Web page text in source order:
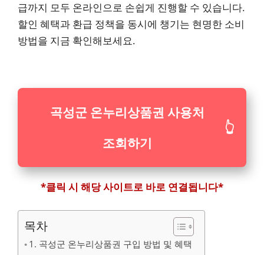
급까지 모두 온라인으로 손쉽게 진행할 수 있습니다.
할인 혜택과 환급 정책을 동시에 챙기는 현명한 소비
방법을 지금 확인해보세요.
곡성군 온누리상품권 사용처
조회하기
👆
*클릭 시 해당 사이트로 바로 연결됩니다*
목차
1. 곡성군 온누리상품권 구입 방법 및 혜택